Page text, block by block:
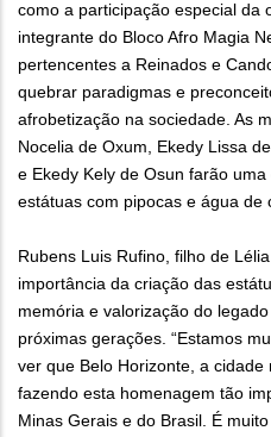
como a participação especial da
integrante do Bloco Afro Magia
pertencentes a Reinados e
quebrar paradigmas e
afrobetização na sociedade. As
Nocelia de Oxum, Ekedy Lissa
e Ekedy Kely de Osun farão
estátuas com pipocas e água de
Rubens Luis Rufino, filho de
importância da criação das
memória e valorização do
próximas gerações. “Estamos
ver que Belo Horizonte, a
fazendo esta homenagem tão
Minas Gerais e do Brasil. É